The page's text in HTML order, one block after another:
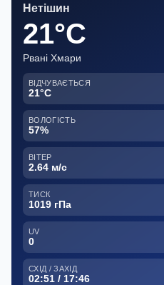
Нетішин
21°C
Рвані Хмари
ВІДЧУВАЄТЬСЯ
21°C
ВОЛОГІСТЬ
57%
ВІТЕР
2.64 м/с
ТИСК
1019 гПа
UV
0
СХІД / ЗАХІД
02:51 / 17:46